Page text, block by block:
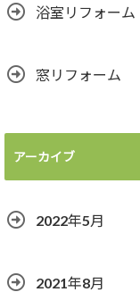
浴室リフォーム
窓リフォーム
アーカイブ
2022年5月
2021年8月